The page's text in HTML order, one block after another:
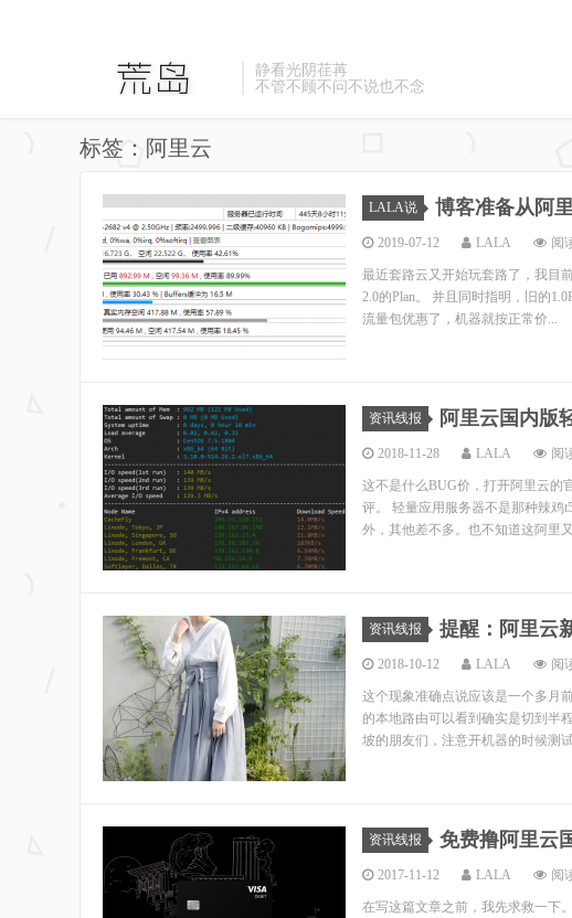
静看光阴荏苒
不管不顾不问不说也不念
标签：阿里云
LALA说 博客准备从阿
2019-07-12 LALA 阅
最近套路云又开始玩套路了，我目
2.0的Plan。 并且同时指明，旧的
流量包优惠了，机器就按正常价...
资讯线报 阿里云国内版
2018-11-28 LALA 阅
这不是什么BUG价，打开阿里云的
评。 轻量应用服务器不是那种辣鸡
外，其他差不多。也不知道这阿里
资讯线报 提醒：阿里云
2018-10-12 LALA 阅
这个现象准确点说应该是一个多月
的本地路由可以看到确实是切到半
坡的朋友们，注意开机器的时候测
资讯线报 免费撸阿里云
2017-11-12 LALA 阅
在写这篇文章之前，我先求救一下